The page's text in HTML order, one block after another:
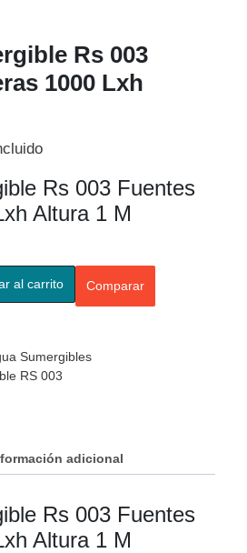
Rs 003
1000 Lxh
Rs 003 Fuentes
Altura 1 M
al carrito Comparar
Sumergibles
RS 003
adicional
Rs 003 Fuentes
Altura 1 M